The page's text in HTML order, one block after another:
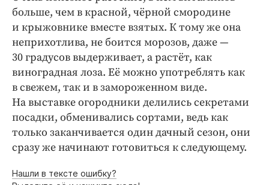
больше, чем в красной, чёрной смородине
и крыжовнике вместе взятых. К тому же она
неприхотлива, не боится морозов, даже —
30 градусов выдерживает, а растёт, как
виноградная лоза. Её можно употреблять как
в свежем, так и в замороженном виде.
На выставке огородники делились секретами
посадки, обменивались сортами, ведь как
только заканчивается один дачный сезон, они
сразу же начинают готовиться к следующему.
Нашли в тексте ошибку?